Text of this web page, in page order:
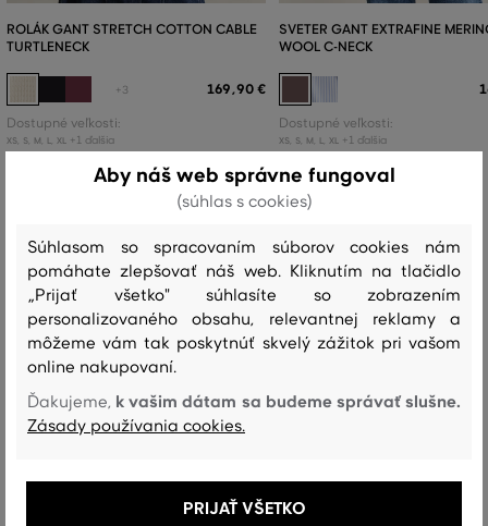
ROLÁK GANT STRETCH COTTON CABLE
TURTLENECK
+3 169,90 €
Dostupné veľkosti:
XS S M L XL +1 ďalšia
SVETER GANT EXTRAFINE
WOOL C-NECK
Dostupné veľkosti:
XS S M L XL +1 ďalšia
Recenzie
AKO SEDELA VYBRANÁ VEĽKOSŤ NAŠIM ZÁKAZNÍKOM
Veľkosť je oveľa menšia ako nosím
Veľkosť je o niečo menšia ako
nosím
0
Veľkosť je o niečo väčšia ako
Aby náš web správne fungoval
(súhlas s cookies)
Súhlasom so spracovaním súborov cookies nám
pomáhate zlepšovať náš web. Kliknutím na tlačidlo
„Prijať všetko" súhlasíte so zobrazením
personalizovaného obsahu, relevantnej reklamy a
môžeme vám tak poskytnúť skvelý zážitok pri vašom
online nakupovaní.
Ďakujeme, k vašim dátam sa budeme správať slušne.
Zásady používania cookies.
PRIJAŤ VŠETKO